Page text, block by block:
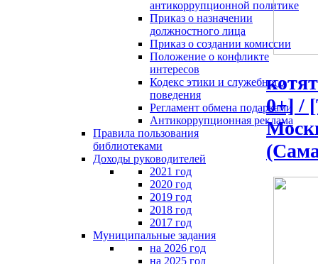
антикоррупционной политике
Приказ о назначении
должностного лица
Приказ о создании комиссии
Положение о конфликте
интересов
Кодекс этики и служебного
поведения
Регламент обмена подарками
Антикоррупционная реклама
Правила пользования
библиотеками
Доходы руководителей
2021 год
2020 год
2019 год
2018 год
2017 год
Муниципальные задания
на 2026 год
на 2025 год
0+] /